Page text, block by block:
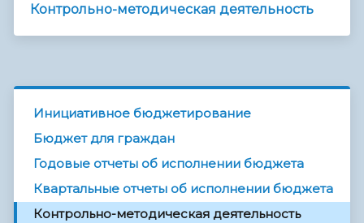
Контрольно-методическая деятельность
Инициативное бюджетирование
Бюджет для граждан
Годовые отчеты об исполнении бюджета
Квартальные отчеты об исполнении бюджета
Контрольно-методическая деятельность